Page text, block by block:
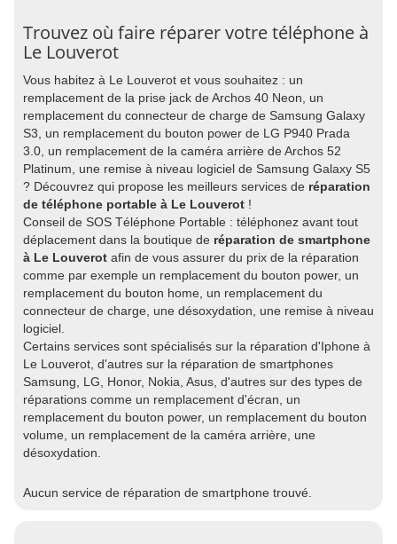
Trouvez où faire réparer votre téléphone à
Le Louverot
Vous habitez à Le Louverot et vous souhaitez : un
remplacement de la prise jack de Archos 40 Neon, un
remplacement du connecteur de charge de Samsung Galaxy
S3, un remplacement du bouton power de LG P940 Prada
3.0, un remplacement de la caméra arrière de Archos 52
Platinum, une remise à niveau logiciel de Samsung Galaxy S5
? Découvrez qui propose les meilleurs services de réparation
de téléphone portable à Le Louverot !
Conseil de SOS Téléphone Portable : téléphonez avant tout
déplacement dans la boutique de réparation de smartphone
à Le Louverot afin de vous assurer du prix de la réparation
comme par exemple un remplacement du bouton power, un
remplacement du bouton home, un remplacement du
connecteur de charge, une désoxydation, une remise à niveau
logiciel.
Certains services sont spécialisés sur la réparation d'Iphone à
Le Louverot, d'autres sur la réparation de smartphones
Samsung, LG, Honor, Nokia, Asus, d'autres sur des types de
réparations comme un remplacement d'écran, un
remplacement du bouton power, un remplacement du bouton
volume, un remplacement de la caméra arrière, une
désoxydation.
Aucun service de réparation de smartphone trouvé.